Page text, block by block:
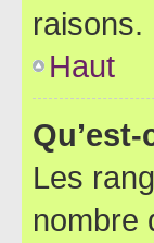
raisons.
Haut
Les
nombre